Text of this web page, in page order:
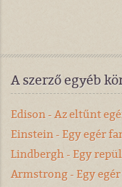
A szerző egyéb
Edison - Az eltűnt
Einstein - Egy egér
Lindbergh - Egy
Armstrong - Egy